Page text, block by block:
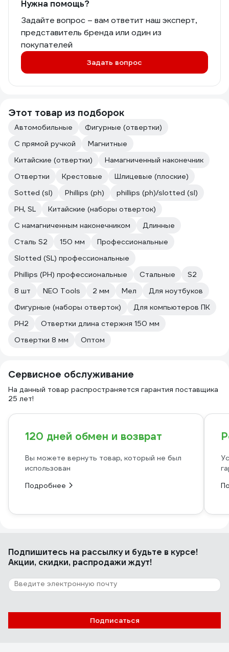
намёка на потёртости, мозоли.
Перчатки никто не отменял, но и без
них работать с инструментом
комфортно. Маркировка на торце
рукоятки исчезла на наиболее
востребованных образцах. Магнит
шлицев отличный, к примеру PH2 с
нет и намёка на износ.
хватило шлицевой отвёртки 3 мм,
пришлось докупить отдельно.
неплохо бы выполнить гравировкой,
штамповкой..., краска быстро стерлась
и теперь приходится держать в
памяти расположение инструмента.
цене, собрал в себе все необходимое.
Однозначно рекомендую к покупке.
Нужна помощь?
Задайте вопрос – вам ответит наш эксперт,
представитель бренда или один из
покупателей
Задать вопрос
Этот товар из подборок
Автомобильные
Фигурные (отвертки)
С прямой ручкой
Магнитные
Китайские (отвертки)
Намагниченный наконечник
Отвертки
Крестовые
Шлицевые (плоские)
Sotted (sl)
Phillips (ph)
phillips (ph)/slotted (sl)
PH, SL
Китайские (наборы отверток)
C намагниченным наконечником
Длинные
Сталь S2
150 мм
Профессиональные
Slotted (SL) профессиональные
Phillips (PH) профессиональные
Стальные
S2
8 шт
NEO Tools 2 мм Мел
Для ноутбуков
Фигурные (наборы отверток)
Для компьютеров ПК
PH2
Отвертки длина стержня 150 мм
Отвертки 8 мм
Оптом
Сервисное обслуживание
На данный товар распространяется гарантия поставщика
25 лет!
120 дней обмен и возврат
Вы можете вернуть товар, который не был
использован
Подробнее
Подпишитесь на рассылкуи будьте в курсе!
Акции, скидки, распродажи ждут!
Подписаться